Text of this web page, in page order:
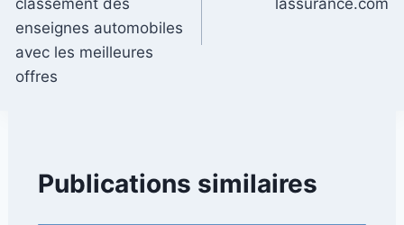
classement des
enseignes automobiles
avec les meilleures
offres
lassurance.com
Publications similaires